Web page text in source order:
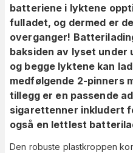
batteriene i lyktene
fulladet, og dermed er
overganger!
baksiden av lyset under
og begge lyktene kan
medfølgende 2-pinners
tillegg er en passende
sigarettenner inkludert
også en lettlest
Den robuste plastkroppen